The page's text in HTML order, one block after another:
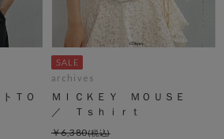
ＴＯ
archives
ＭＩＣＫＥＹ ＭＯＵＳＥ
／ Ｔｓｈｉｒｔ
￥6,380